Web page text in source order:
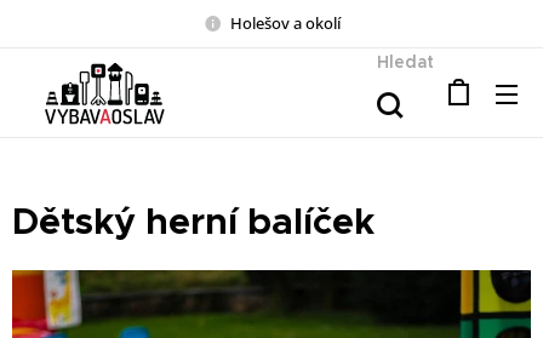
Holešov a okolí
Hledat
Dětský herní balíček